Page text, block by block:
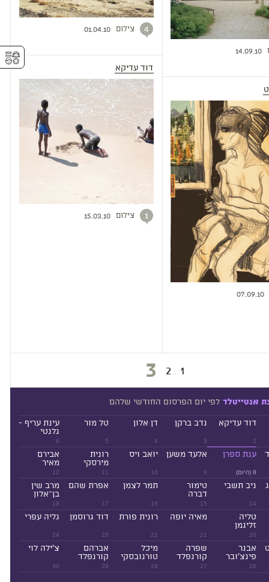
14.09.10
07.09.10
4 צילום 01.04.10
דוד עדיקא
1 צילום 15.03.10
1
2
3
אנטייטלד לפי יום הפרסום החודשי שלהם
2
דוד עדיקא
3
נדב ברקן
4
דן אלון
5
טל מור
6
עינת עריף -
גלנטי
8 (היום)
ענת ספרן
9
אלעד משען
10
יואב ויס
11
רונית
מירסקי
12
אבירם
מאיר
14
ניב תשבי
15
טימור
דברה
16
תמר לצמן
17
אפרת שהם
18
מרב שין
בן־אלון
20
טליה
זליגמן
21
מאיה יופה
22
רונית פורת
23
דוד גרוסמן
24
גליה עפרי
26
אבנר
פינצ'ובר
27
שפרה
קורנפלד
28
מיכל
טורנובסקי
29
אברהם
קורנפלד
30
צ'ילה לוי
⚥︎